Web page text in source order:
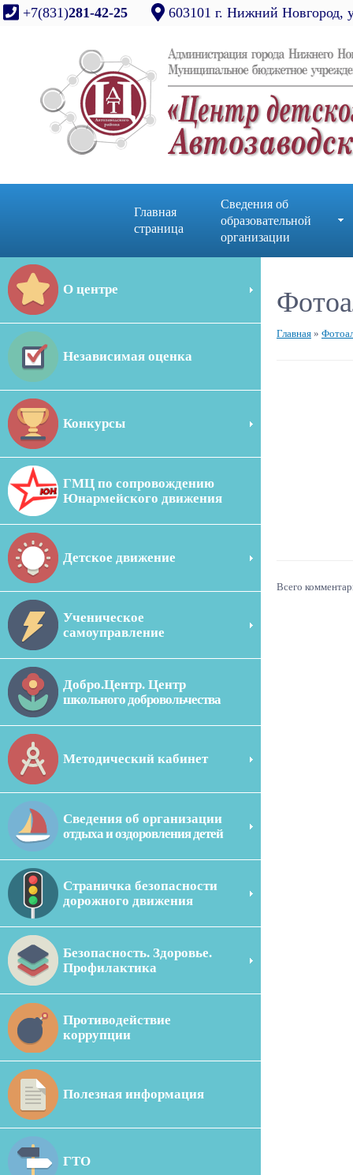
+7(831)281-42-25 603101 г. Нижний Новгород,
Главная
страница
Сведения об
образовательной
организации
О центре
Независимая оценка
Конкурсы
ГМЦ по сопровождению
Юнармейского движения
Детское движение
Ученическое
самоуправление
Добро.Центр. Центр
школьного добровольчества
Методический кабинет
Сведения об организации
отдыха и оздоровления детей
Страничка безопасности
дорожного движения
Безопасность. Здоровье.
Профилактика
Противодействие
коррупции
Полезная информация
ГТО
Главная »
Всего